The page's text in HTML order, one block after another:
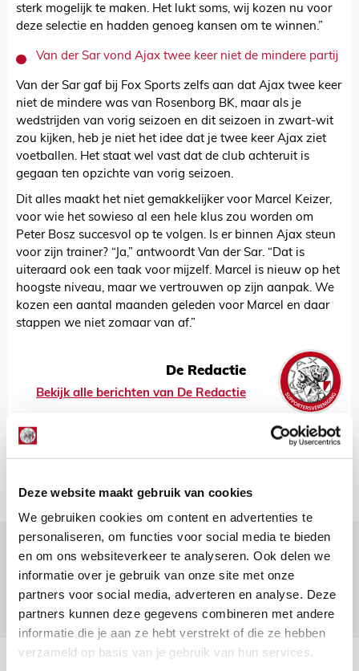
Deze website maakt gebruik van cookies
We gebruiken cookies om content en advertenties te
personaliseren, om functies voor social media te bieden
en om ons websiteverkeer te analyseren. Ook delen we
informatie over je gebruik van onze site met onze
partners voor social media, adverteren en analyse. Deze
partners kunnen deze gegevens combineren met andere
informatie die je aan ze hebt verstrekt of die ze hebben
verzameld op basis van je gebruik van hun services.
sterk mogelijk te maken. Het lukt soms, wij kozen nu voor
deze selectie en hadden genoeg kansen om te winnen.”
Van der Sar vond Ajax twee keer niet de mindere partij
Van der Sar gaf bij Fox Sports zelfs aan dat Ajax twee keer
niet de mindere was van Rosenborg BK, maar als je
wedstrijden van vorig seizoen en dit seizoen in zwart-wit
zou kijken, heb je niet het idee dat je twee keer Ajax ziet
voetballen. Het staat wel vast dat de club achteruit is
gegaan ten opzichte van vorig seizoen.
Dit alles maakt het niet gemakkelijker voor Marcel Keizer,
voor wie het sowieso al een hele klus zou worden om
Peter Bosz succesvol op te volgen. Is er binnen Ajax steun
voor zijn trainer? “Ja,” antwoordt Van der Sar. “Dat is
uiteraard ook een taak voor mijzelf. Marcel is nieuw op het
hoogste niveau, maar we vertrouwen op zijn aanpak. We
kozen een aantal maanden geleden voor Marcel en daar
stappen we niet zomaar van af.”
De Redactie
Bekijk alle berichten van De Redactie
Is dit de laatste wallpaper van Godts in
de Johan Cruijff Arena?
07 AUGUSTUS 2026 - 00:36
NIEUWS
Trotse Klaassen: ‘Vierhonderd duels